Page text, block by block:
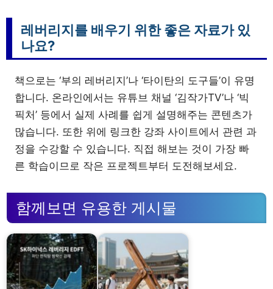
레버리지를 배우기 위한 좋은 자료가 있
나요?
책으로는 ‘부의 레버리지’나 ‘타이탄의 도구들’이 유명
합니다. 온라인에서는 유튜브 채널 ‘김작가TV’나 ‘빅
픽처’ 등에서 실제 사례를 쉽게 설명해주는 콘텐츠가
많습니다. 또한 위에 링크한 강좌 사이트에서 관련 과
정을 수강할 수 있습니다. 직접 해보는 것이 가장 빠
른 학습이므로 작은 프로젝트부터 도전해보세요.
함께보면 유용한 게시물